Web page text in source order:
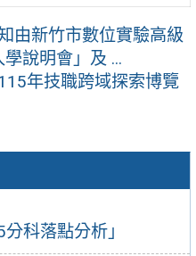
科落點分析」
由新竹市數位實驗高級
說明會」及 ...
115年技職跨域探索博覽